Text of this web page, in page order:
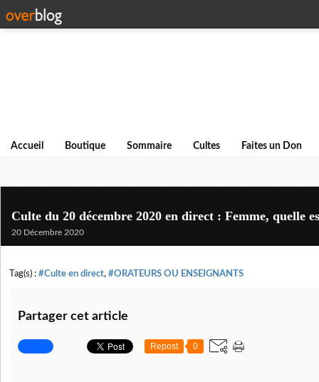
Accueil Boutique Sommaire Cultes Faites un Don
Culte du 20 décembre 2020 en direct : Femme, quelle
20 Décembre 2020
Tag(s) : #Culte en direct, #ORATEURS OU ENSEIGNANTS
Partager cet article
Repost 0